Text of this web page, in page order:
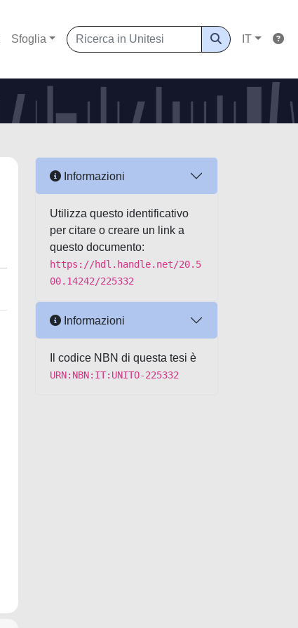
Sfoglia IT
Informazioni
Utilizza questo identificativo
per citare o creare un link a
questo documento:
https://hdl.handle.net/20.5
00.14242/225332
Informazioni
Il codice NBN di questa tesi è
URN:NBN:IT:UNITO-225332